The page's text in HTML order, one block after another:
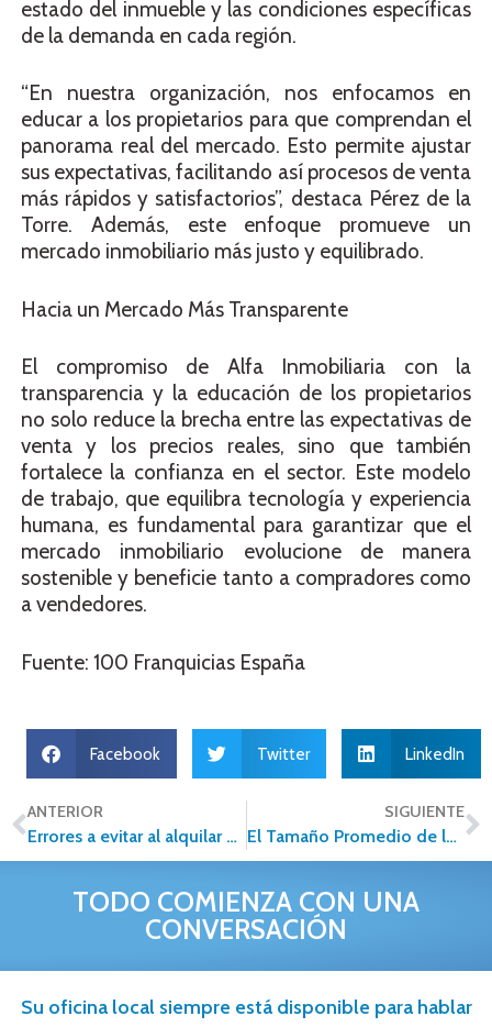
estado del inmueble y las condiciones específicas
de la demanda en cada región.
“En nuestra organización, nos enfocamos en
educar a los propietarios para que comprendan el
panorama real del mercado. Esto permite ajustar
sus expectativas, facilitando así procesos de venta
más rápidos y satisfactorios”, destaca Pérez de la
Torre. Además, este enfoque promueve un
mercado inmobiliario más justo y equilibrado.
Hacia un Mercado Más Transparente
El compromiso de Alfa Inmobiliaria con la
transparencia y la educación de los propietarios
no solo reduce la brecha entre las expectativas de
venta y los precios reales, sino que también
fortalece la confianza en el sector. Este modelo
de trabajo, que equilibra tecnología y experiencia
humana, es fundamental para garantizar que el
mercado inmobiliario evolucione de manera
sostenible y beneficie tanto a compradores como
a vendedores.
Fuente: 100 Franquicias España
Facebook Twitter LinkedIn
ANTERIOR
Errores a evitar al alquilar una propiedad
SIGUIENTE
El Tamaño Promedio de los Departamentos en México: Una Tendencia en Reducción
TODO COMIENZA CON UNA
CONVERSACIÓN
Su oficina local siempre está disponible para hablar